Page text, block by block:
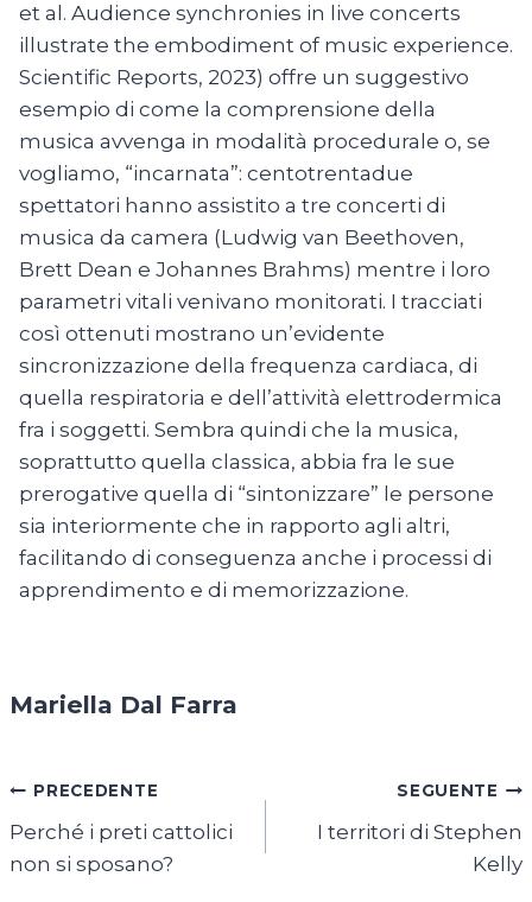
et al. Audience synchronies in live concerts
illustrate the embodiment of music experience.
Scientific Reports, 2023) offre un suggestivo
esempio di come la comprensione della
musica avvenga in modalità procedurale o, se
vogliamo, “incarnata”: centotrentadue
spettatori hanno assistito a tre concerti di
musica da camera (Ludwig van Beethoven,
Brett Dean e Johannes Brahms) mentre i loro
parametri vitali venivano monitorati. I tracciati
così ottenuti mostrano un’evidente
sincronizzazione della frequenza cardiaca, di
quella respiratoria e dell’attività elettrodermica
fra i soggetti. Sembra quindi che la musica,
soprattutto quella classica, abbia fra le sue
prerogative quella di “sintonizzare” le persone
sia interiormente che in rapporto agli altri,
facilitando di conseguenza anche i processi di
apprendimento e di memorizzazione.
Mariella Dal Farra
Navigazione
articoli
PRECEDENTE
Perché i preti cattolici
non si sposano?
SEGUENTE
I territori di Stephen
Kelly